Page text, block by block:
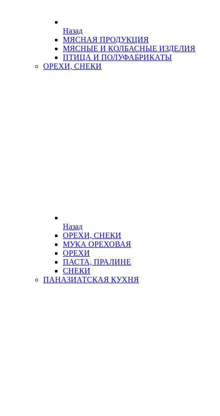
Назад
МЯСНАЯ ПРОДУКЦИЯ
МЯСНЫЕ И КОЛБАСНЫЕ ИЗДЕЛИЯ
ПТИЦА И ПОЛУФАБРИКАТЫ
ОРЕХИ, СНЕКИ
Назад
ОРЕХИ, СНЕКИ
МУКА ОРЕХОВАЯ
ОРЕХИ
ПАСТА, ПРАЛИНЕ
СНЕКИ
ПАНАЗИАТСКАЯ КУХНЯ